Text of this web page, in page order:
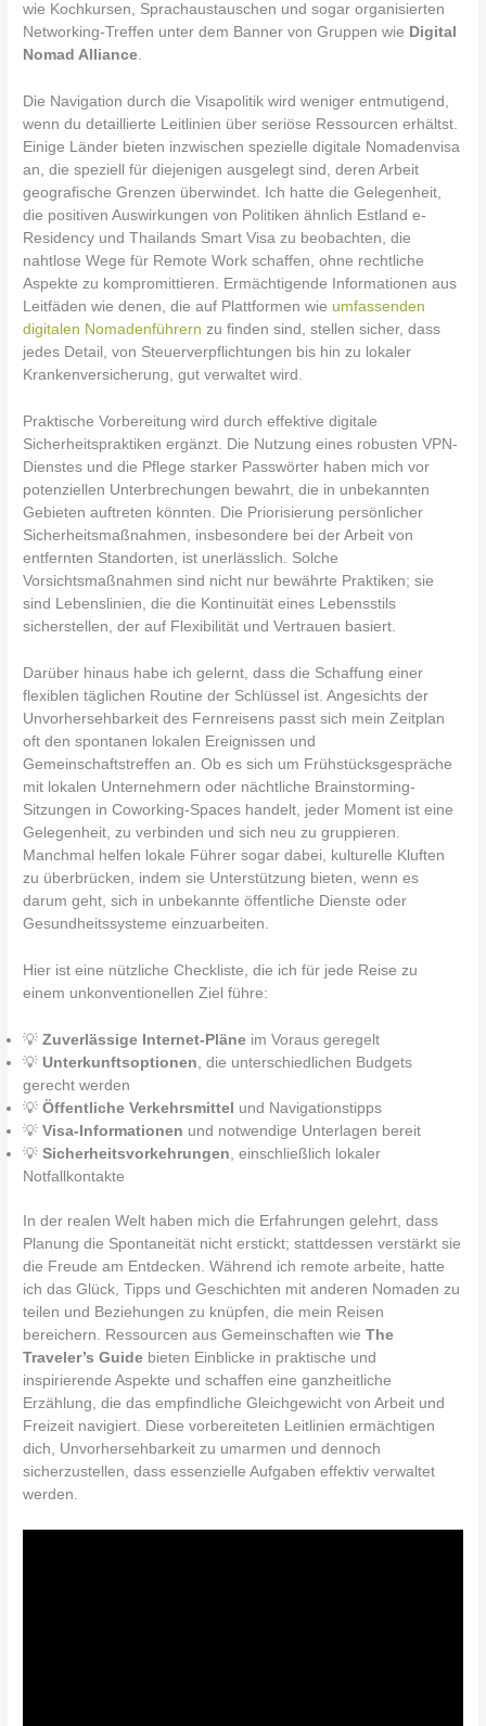
wie Kochkursen, Sprachaustauschen und sogar organisierten
Networking-Treffen unter dem Banner von Gruppen wie Digital
Nomad Alliance.
Die Navigation durch die Visapolitik wird weniger entmutigend,
wenn du detaillierte Leitlinien über seriöse Ressourcen erhältst.
Einige Länder bieten inzwischen spezielle digitale Nomadenvisa
an, die speziell für diejenigen ausgelegt sind, deren Arbeit
geografische Grenzen überwindet. Ich hatte die Gelegenheit,
die positiven Auswirkungen von Politiken ähnlich Estland e-
Residency und Thailands Smart Visa zu beobachten, die
nahtlose Wege für Remote Work schaffen, ohne rechtliche
Aspekte zu kompromittieren. Ermächtigende Informationen aus
Leitfäden wie denen, die auf Plattformen wie umfassenden
digitalen Nomadenführern zu finden sind, stellen sicher, dass
jedes Detail, von Steuerverpflichtungen bis hin zu lokaler
Krankenversicherung, gut verwaltet wird.
Praktische Vorbereitung wird durch effektive digitale
Sicherheitspraktiken ergänzt. Die Nutzung eines robusten VPN-
Dienstes und die Pflege starker Passwörter haben mich vor
potenziellen Unterbrechungen bewahrt, die in unbekannten
Gebieten auftreten könnten. Die Priorisierung persönlicher
Sicherheitsmaßnahmen, insbesondere bei der Arbeit von
entfernten Standorten, ist unerlässlich. Solche
Vorsichtsmaßnahmen sind nicht nur bewährte Praktiken; sie
sind Lebenslinien, die die Kontinuität eines Lebensstils
sicherstellen, der auf Flexibilität und Vertrauen basiert.
Darüber hinaus habe ich gelernt, dass die Schaffung einer
flexiblen täglichen Routine der Schlüssel ist. Angesichts der
Unvorhersehbarkeit des Fernreisens passt sich mein Zeitplan
oft den spontanen lokalen Ereignissen und
Gemeinschaftstreffen an. Ob es sich um Frühstücksgespräche
mit lokalen Unternehmern oder nächtliche Brainstorming-
Sitzungen in Coworking-Spaces handelt, jeder Moment ist eine
Gelegenheit, zu verbinden und sich neu zu gruppieren.
Manchmal helfen lokale Führer sogar dabei, kulturelle Kluften
zu überbrücken, indem sie Unterstützung bieten, wenn es
darum geht, sich in unbekannte öffentliche Dienste oder
Gesundheitssysteme einzuarbeiten.
Hier ist eine nützliche Checkliste, die ich für jede Reise zu
einem unkonventionellen Ziel führe:
💡Zuverlässige Internet-Pläne im Voraus geregelt
💡 Unterkunftsoptionen , die unterschiedlichen Budgets
gerecht werden
💡Öffentliche Verkehrsmittel und Navigationstipps
💡Visa-Informationen und notwendige Unterlagen bereit
💡Sicherheitsvorkehrungen , einschließlich lokaler
Notfallkontakte
In der realen Welt haben mich die Erfahrungen gelehrt, dass
Planung die Spontaneität nicht erstickt; stattdessen verstärkt sie
die Freude am Entdecken. Während ich remote arbeite, hatte
ich das Glück, Tipps und Geschichten mit anderen Nomaden zu
teilen und Beziehungen zu knüpfen, die mein Reisen
bereichern. Ressourcen aus Gemeinschaften wieThe
Traveler’s Guide bieten Einblicke in praktische und
inspirierende Aspekte und schaffen eine ganzheitliche
Erzählung, die das empfindliche Gleichgewicht von Arbeit und
Freizeit navigiert. Diese vorbereiteten Leitlinien ermächtigen
dich, Unvorhersehbarkeit zu umarmen und dennoch
sicherzustellen, dass essenzielle Aufgaben effektiv verwaltet
werden.